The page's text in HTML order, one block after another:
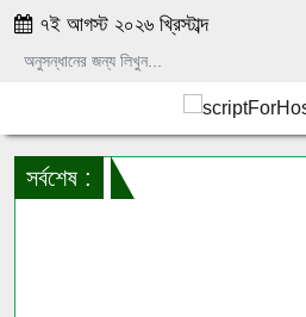
৭ই আগস্ট ২০২৬ খ্রিস্টাব্দ
সর্বশেষ :